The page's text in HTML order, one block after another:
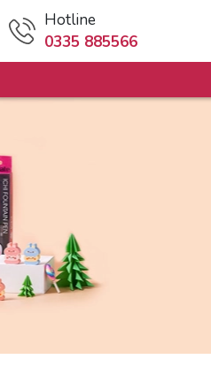
Hotline
0335 885566